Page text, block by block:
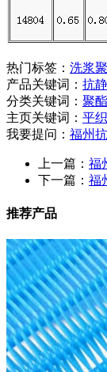
热门标签： 洗浆
产品关键词： 抗
分类关键词： 聚
主页关键词： 平
我要提问： 福州
上一篇： 福
下一篇： 福
推荐产品